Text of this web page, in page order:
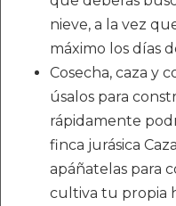
nieve, a la vez
máximo los días
Cosecha, caza y
úsalos para
rápidamente
finca jurásica
apáñatelas para
cultiva tu propia